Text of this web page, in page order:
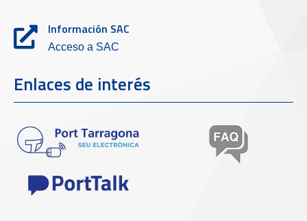
Información SAC
Acceso a SAC
Enlaces de interés